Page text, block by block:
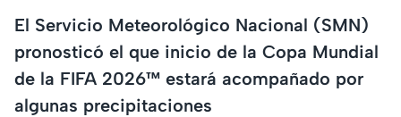
El Servicio Meteorológico Nacional (SMN)
pronosticó el que inicio de la Copa Mundial
de la FIFA 2026™ estará acompañado por
algunas precipitaciones